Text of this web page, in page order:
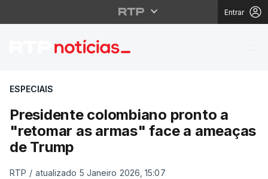
Entrar
Presidente
ESPECIAIS
Presidente colombiano pronto a
"retomar as armas" face a ameaças
de Trump
RTP / atualizado 5 Janeiro 2026, 15:07